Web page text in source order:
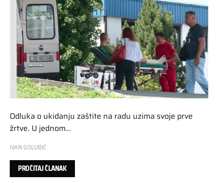
Odluka o ukidanju zaštite na radu uzima svoje prve
žrtve. U jednom…
IVAN GOLUBIĆ
PROČITAJ ČLANAK